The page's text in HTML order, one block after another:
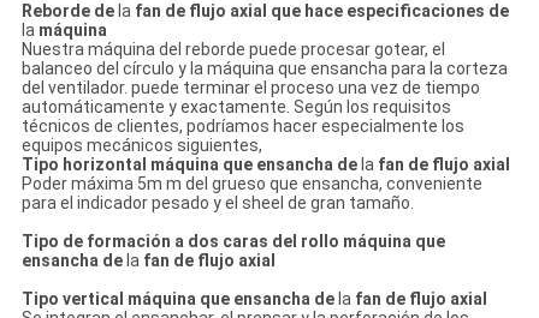
Reborde dela fan de flujo axial que hace especificaciones de
la máquina
Nuestra máquina del reborde puede procesar gotear, el
balanceo del círculo y la máquina que ensancha para la corteza
del ventilador. puede terminar el proceso una vez de tiempo
automáticamente y exactamente. Según los requisitos
técnicos de clientes, podríamos hacer especialmente los
equipos mecánicos siguientes,
Tipo horizontal máquina que ensancha dela fan de flujo axial
Poder máxima 5m m del grueso que ensancha, conveniente
para el indicador pesado y el sheel de gran tamaño.
Tipo de formación a dos caras del rollo máquina que
ensancha dela fan de flujo axial
Tipo vertical máquina que ensancha dela fan de flujo axial